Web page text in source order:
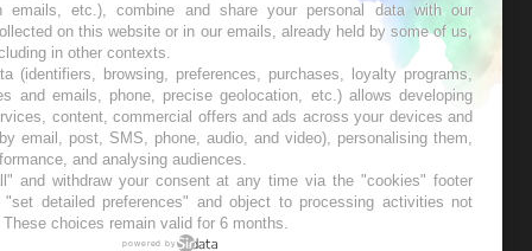
les semaines les meilleures
emails, etc.), combine and share your personal data with our
on this website or in our emails, already held by some of us,
in other contexts.
(identifiers, browsing, preferences, purchases, loyalty programs,
and emails, phone, precise geolocation, etc.) allows developing
content, commercial offers and ads across your devices and
email, post, SMS, phone, audio, and video), personalising them,
and analysing audiences.
and withdraw your consent at any time via the "cookies" footer
detailed preferences" and object to processing activities not
choices remain valid for 6 months.
powered by